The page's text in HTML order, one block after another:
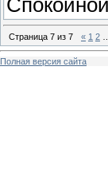
Страница 7 из 7 « 1 2
Полная версия сайта